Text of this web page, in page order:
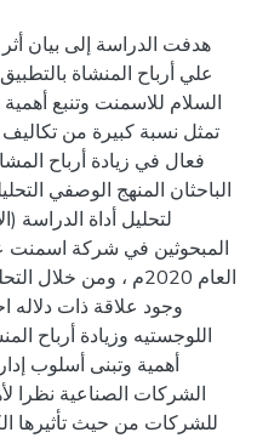
هدفت الدراسة إلى بيان
علي أرباح المنشاة
السلام للاسمنت وتنبع
تمثل نسبة كبيرة من تكاليف
فعال في زيادة أرباح
الباحثان المنهج الوصفي
المبحوثين في شركة
العام 2020م ، ومن
وجود علاقة ذات دلاله
اللوجستيه وزيادة أرباح
أهمية وتبنى أسلوب
الشركات الصناعية نظرا
للشركات من حيث تأثيرها